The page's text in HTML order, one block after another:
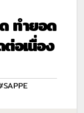
ทำยอด
อเนื่อง